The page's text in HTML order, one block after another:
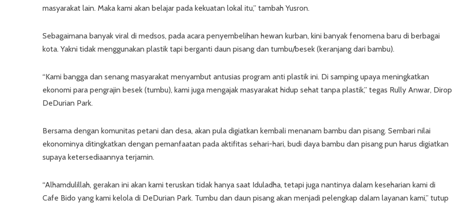
masyarakat lain. Maka kami akan belajar pada kekuatan lokal itu,” tambah Yusron.
Sebagaimana banyak viral di medsos, pada acara penyembelihan hewan kurban, kini banyak fenomena baru di berbagai
kota. Yakni tidak menggunakan plastik tapi berganti daun pisang dan tumbu/besek (keranjang dari bambu).
“Kami bangga dan senang masyarakat menyambut antusias program anti plastik ini. Di samping upaya meningkatkan
ekonomi para pengrajin besek (tumbu), kami juga mengajak masyarakat hidup sehat tanpa plastik,” tegas Rully Anwar, Dirop
DeDurian Park.
Bersama dengan komunitas petani dan desa, akan pula digiatkan kembali menanam bambu dan pisang. Sembari nilai
ekonominya ditingkatkan dengan pemanfaatan pada aktifitas sehari-hari, budi daya bambu dan pisang pun harus digiatkan
supaya ketersediaannya terjamin.
“Alhamdulillah, gerakan ini akan kami teruskan tidak hanya saat Iduladha, tetapi juga nantinya dalam keseharian kami di
Cafe Bido yang kami kelola di DeDurian Park. Tumbu dan daun pisang akan menjadi pelengkap dalam layanan kami,” tutup